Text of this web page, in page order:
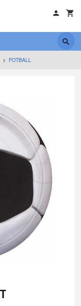
FOTBALL